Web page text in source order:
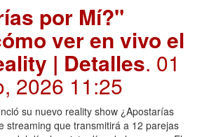
por Mí?"
ver en vivo el
| Detalles. 01
2026 11:25
su nuevo reality show ¿Apostarías
streaming que transmitirá a 12 parejas